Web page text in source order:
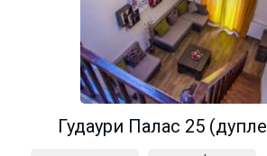
Гудаури Палас 25